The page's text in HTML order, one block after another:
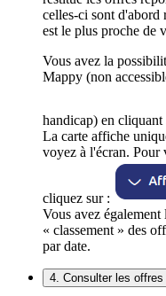
celles-ci sont d'abord
est le plus proche de
Vous avez la
Mappy (non
handicap) en cliquant
La carte affiche
voyez à l'écran. Pour
cliquez sur :
Vous avez
« classement » des
par date.
4. Consulter les